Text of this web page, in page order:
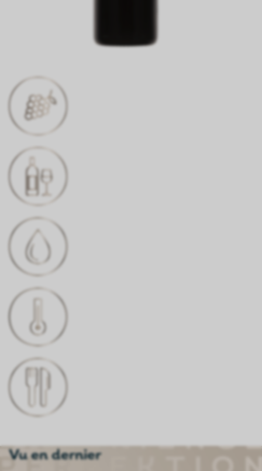
Pinot Noir, Gamay
rouge rubis profond
14% Vol.
Charcuterie, viandes mijotées,polenta,
Vu en dernier